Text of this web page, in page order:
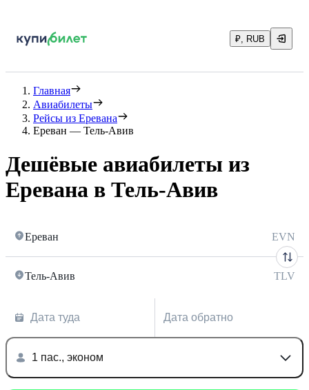
₽, RUB
Главная
Авиабилеты
Рейсы из Еревана
Ереван — Тель-Авив
Дешёвые авиабилеты из
Еревана в Тель-Авив
Ереван EVN
Тель-Авив TLV
Дата туда Дата обратно
1 пас., эконом